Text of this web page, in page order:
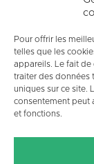
Pour offrir les
telles que les
appareils. Le fait de
traiter des données
uniques sur ce site.
consentement peut
et fonctions.